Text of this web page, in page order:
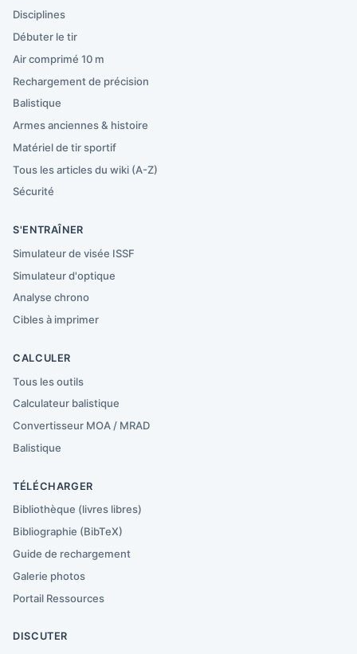
Disciplines
Débuter le tir
Air comprimé 10 m
Rechargement de précision
Balistique
Armes anciennes & histoire
Matériel de tir sportif
Tous les articles du wiki (A-Z)
Sécurité
S'ENTRAÎNER
Simulateur de visée ISSF
Simulateur d'optique
Analyse chrono
Cibles à imprimer
CALCULER
Tous les outils
Calculateur balistique
Convertisseur MOA / MRAD
Balistique
TÉLÉCHARGER
Bibliothèque (livres libres)
Bibliographie (BibTeX)
Guide de rechargement
Galerie photos
Portail Ressources
DISCUTER